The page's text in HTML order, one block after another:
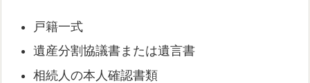
戸籍一式
遺産分割協議書または遺言書
相続人の本人確認書類